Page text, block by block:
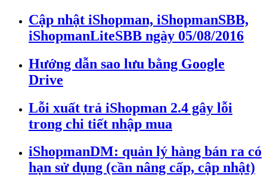
Cập nhật iShopman, iShopmanSBB,
iShopmanLiteSBB ngày 05/08/2016
Hướng dẫn sao lưu bằng Google
Drive
Lỗi xuất trả iShopman 2.4 gây lỗi
trong chi tiết nhập mua
iShopmanDM: quản lý hàng bán ra có
hạn sử dụng (cần nâng cấp, cập nhật)